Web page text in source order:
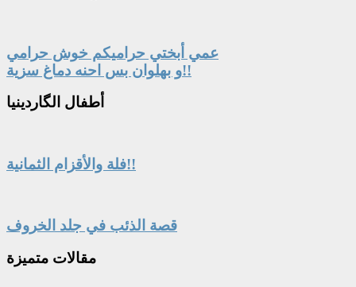
عمي أبختي حراميكم خوش حرامي
و بهلوان بس احنه دماغ سزية!!
أطفال الگاردينيا
فلة والأقزام الثمانية!!
قصة الذئب في جلد الخروف
مقالات متميزة